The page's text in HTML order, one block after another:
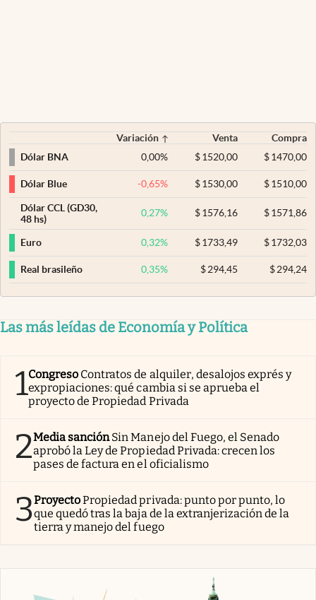
Variación Venta
Compra
Dólar BNA
0,00% $ 1520,00 $1470,00
Dólar Blue -0,65% $ 1530,00 $1510,00
Dólar CCL (GD30,
48 hs)
0,27% $ 1576,16 $1571,86
Euro 0,32% $ 1733,49 $1732,03
Real brasileño 0,35% $ 294,45 $294,24
Las más leídas de Economía y Política
1Congreso Contratos de alquiler, desalojos exprés y
expropiaciones: qué cambia si se aprueba el
proyecto de Propiedad Privada
2Media sanciónSin Manejo del Fuego, el Senado
aprobó la Ley de Propiedad Privada: crecen los
pases de factura en el oficialismo
3ProyectoPropiedad privada: punto por punto, lo
que quedó tras la baja de la extranjerización de la
tierra y manejo del fuego